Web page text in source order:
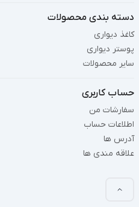
دسته بندی محصولات
کاغذ دیواری
پوستر دیواری
سایر محصولات
حساب کاربری
سفارشات من
اطلاعات حساب
آدرس ها
علاقه مندی ها